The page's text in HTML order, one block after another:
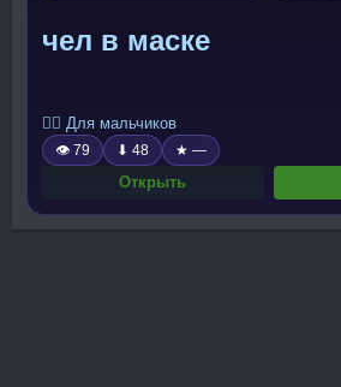
чел в маске
🧍‍♂️ Для мальчиков
👁 79 ⬇ 48 ★ —
Открыть